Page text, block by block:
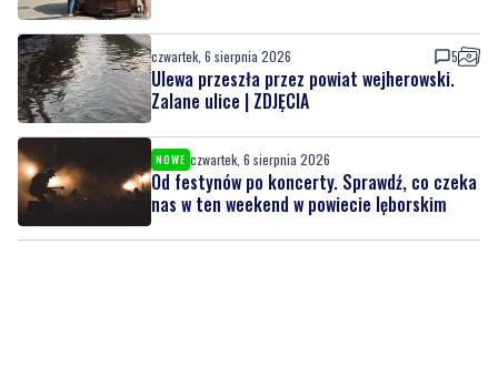
czwartek, 6 sierpnia 2026 5
Ulewa przeszła przez powiat wejherowski.
Zalane ulice | ZDJĘCIA
NOWE czwartek, 6 sierpnia 2026
Od festynów po koncerty. Sprawdź, co czeka
nas w ten weekend w powiecie lęborskim